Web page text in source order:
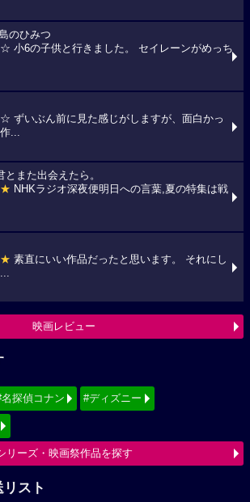
のひみつ
☆ 小6の子供と行きました。 セイレーンがめっち
☆ ずいぶん前に見た感じがしますが、面白かっ
...
また出会えたら。
NHKラジオ深夜便明日への言葉,夏の特集は戦
素直にいい作品だったと思います。 それにし
映画レビュー
探偵コナン #ディズニー
リーズ・映画祭作品を探す
スト